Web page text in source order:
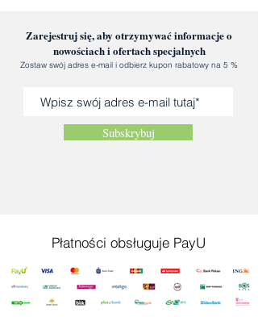
Zarejestruj się, aby otrzymywać informacje o
nowościach i ofertach specjalnych
Zostaw swój adres e-mail i odbierz kupon rabatowy na 5 %
Subskrybuj
Płatności obsługuje PayU